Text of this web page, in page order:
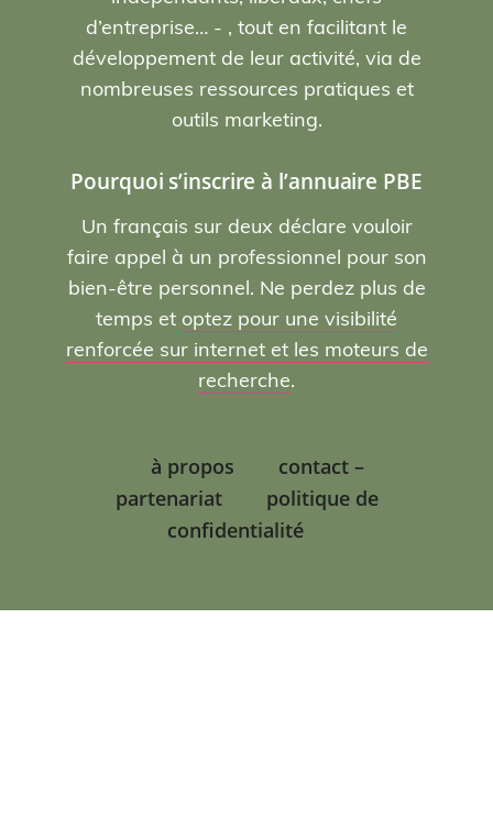
d’entreprise… - , tout en facilitant le
développement de leur activité, via de
nombreuses ressources pratiques et
outils marketing.
Pourquoi s’inscrire à l’annuaire PBE
Un français sur deux déclare vouloir
faire appel à un professionnel pour son
bien-être personnel. Ne perdez plus de
temps et optez pour une visibilité
renforcée sur internet et les moteurs de
recherche.
à propos
contact –
partenariat
politique de
confidentialité